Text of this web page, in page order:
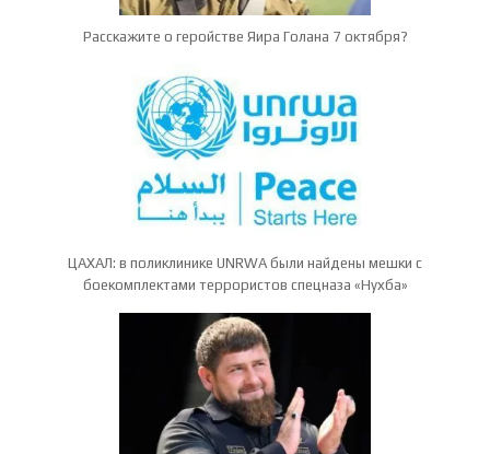
Расскажите о геройстве Яира Голана 7 октября?
ЦАХАЛ: в поликлинике UNRWA были найдены мешки с
боекомплектами террористов спецназа «Нухба»